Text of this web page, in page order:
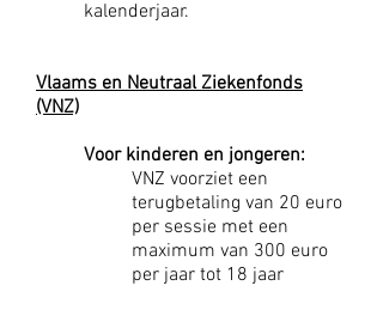
kalenderjaar.
Vlaams en Neutraal Ziekenfonds
(VNZ)
Voor kinderen en jongeren:
VNZ voorziet een
terugbetaling van 20 euro
per sessie met een
maximum van 300 euro
per jaar tot 18 jaar